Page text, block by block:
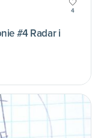
4
#4 Radar i